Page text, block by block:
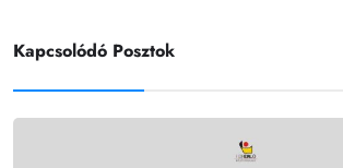
Kapcsolódó Posztok